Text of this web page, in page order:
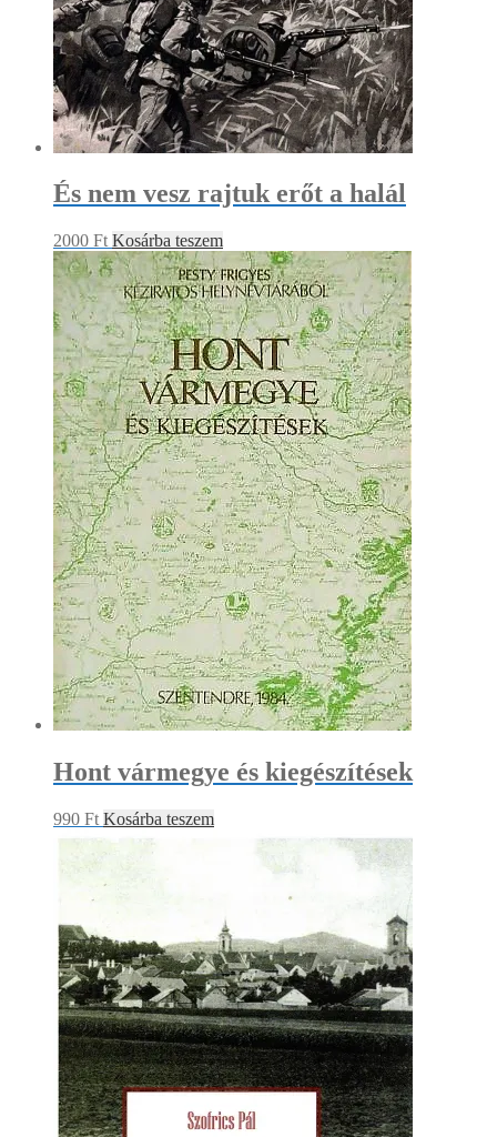
És nem vesz rajtuk erőt a halál
2000 Ft Kosárba teszem
Hont vármegye és kiegészítések
990 Ft Kosárba teszem